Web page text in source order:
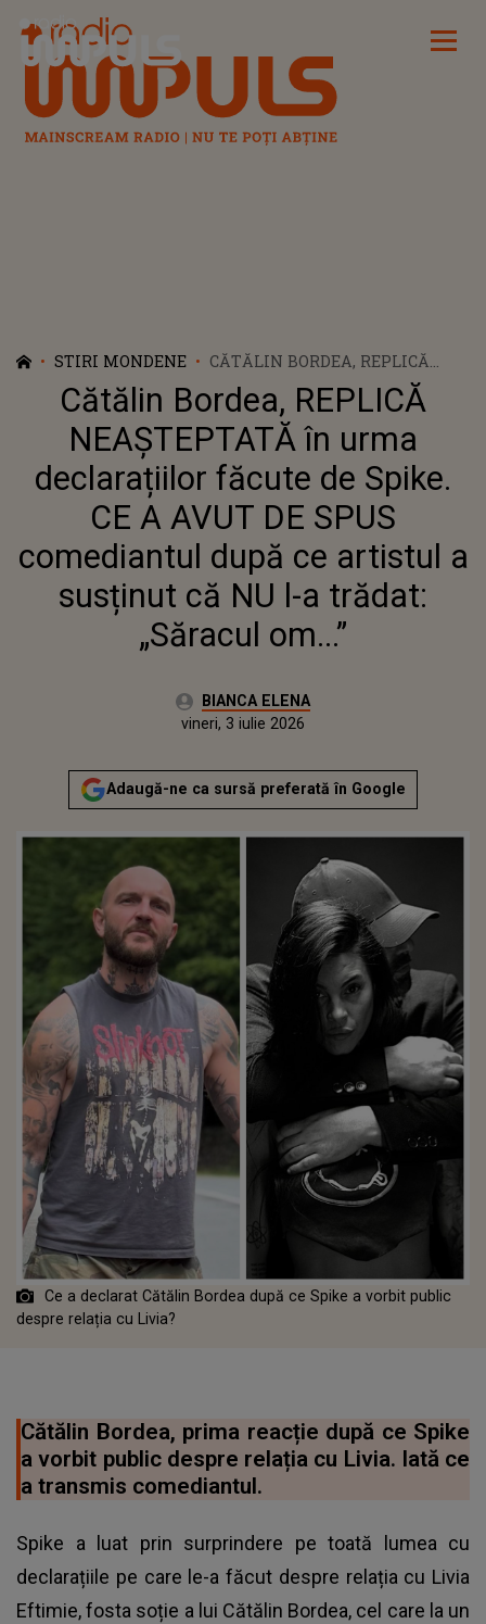
Radio Impuls
STIRI MONDENE
CĂTĂLIN BORDEA, REPLICĂ
NEAȘTEPTATĂ ÎN URMA
DECLARAȚIILOR FĂCUTE DE
SPIKE. CE A AVUT DE SPUS
COMEDIANTUL DUPĂ CE
ARTISTUL A SUSȚINUT CĂ NU
L-A TRĂDAT: „SĂRACUL OM...”
Cătălin Bordea, REPLICĂ
NEAȘTEPTATĂ în urma
declarațiilor făcute de Spike.
CE A AVUT DE SPUS
comediantul după ce artistul a
susținut că NU l-a trădat:
„Săracul om...”
Autor:BIANCA ELENA
Publicat:
vineri, 3 iulie 2026
Adaugă-ne ca sursă preferată în Google
Ce a declarat Cătălin Bordea după ce Spike a vorbit public
despre relația cu Livia?
Cătălin Bordea, prima reacție după ce Spike
a vorbit public despre relația cu Livia. Iată ce
a transmis comediantul.
Spike a luat prin surprindere pe toată lumea cu
declarațiile pe care le-a făcut despre relația cu Livia
Eftimie, fosta soție a lui Cătălin Bordea, cel care la un